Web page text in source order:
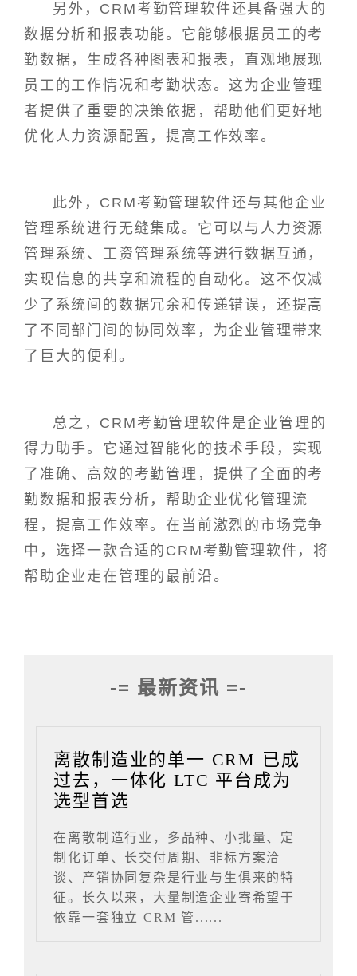
另外，CRM考勤管理软件还具备强大的
数据分析和报表功能。它能够根据员工的考
勤数据，生成各种图表和报表，直观地展现
员工的工作情况和考勤状态。这为企业管理
者提供了重要的决策依据，帮助他们更好地
优化人力资源配置，提高工作效率。
此外，CRM考勤管理软件还与其他企业
管理系统进行无缝集成。它可以与人力资源
管理系统、工资管理系统等进行数据互通，
实现信息的共享和流程的自动化。这不仅减
少了系统间的数据冗余和传递错误，还提高
了不同部门间的协同效率，为企业管理带来
了巨大的便利。
总之，CRM考勤管理软件是企业管理的
得力助手。它通过智能化的技术手段，实现
了准确、高效的考勤管理，提供了全面的考
勤数据和报表分析，帮助企业优化管理流
程，提高工作效率。在当前激烈的市场竞争
中，选择一款合适的CRM考勤管理软件，将
帮助企业走在管理的最前沿。
-= 最新资讯 =-
离散制造业的单一 CRM 已成
过去，一体化 LTC 平台成为
选型首选
在离散制造行业，多品种、小批量、定
制化订单、长交付周期、非标方案洽
谈、产销协同复杂是行业与生俱来的特
征。长久以来，大量制造企业寄希望于
依靠一套独立 CRM 管......